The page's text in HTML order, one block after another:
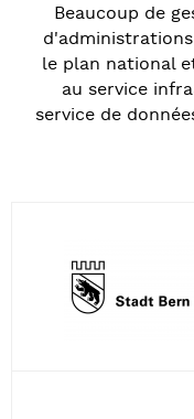
Beaucoup de
le plan national
au service
service de